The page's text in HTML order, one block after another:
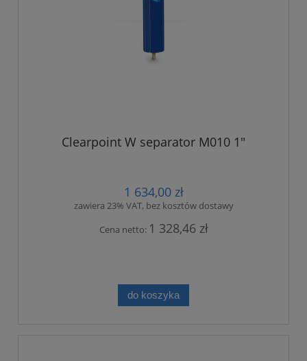
Clearpoint W separator M010 1"
1 634,00 zł
zawiera 23% VAT, bez kosztów dostawy
Cena netto: 1 328,46 zł
do koszyka